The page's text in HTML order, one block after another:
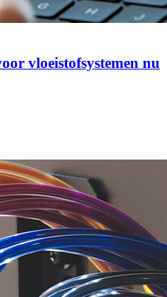
vloeistofsystemen nu